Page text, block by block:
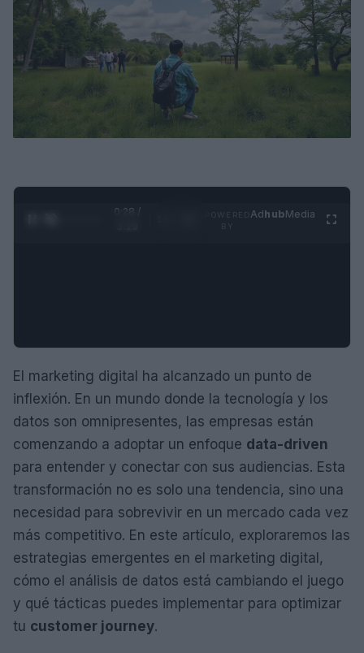
0:29 /
AdhubMedia
El marketing digital ha alcanzado un punto de
inflexión. En un mundo donde la tecnología y los
datos son omnipresentes, las empresas están
comenzando a adoptar un enfoque data-driven
para entender y conectar con sus audiencias. Esta
transformación no es solo una tendencia, sino una
necesidad para sobrevivir en un mercado cada vez
más competitivo. En este artículo, exploraremos las
estrategias emergentes en el marketing digital,
cómo el análisis de datos está cambiando el juego
y qué tácticas puedes implementar para optimizar
tu customer journey.